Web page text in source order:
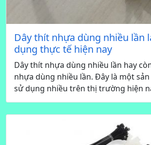
Dây thít nhựa dùng nhiều lần
dụng thực tế hiện nay
Dây thít nhựa dùng nhiều lần hay
nhựa dùng nhiều lần. Đây là một
sử dụng nhiều trên thị trường hiện